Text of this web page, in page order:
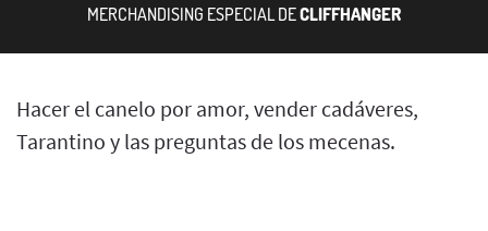
MERCHANDISING ESPECIAL DECLIFFHANGER
Hacer el canelo por amor, vender cadáveres,
Tarantino y las preguntas de los mecenas.